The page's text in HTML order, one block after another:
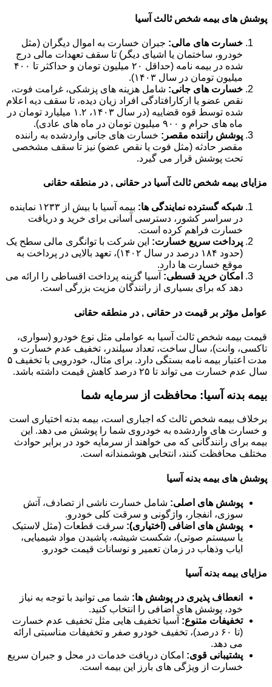
پوشش های بیمه شخص ثالث آسیا
خسارت های مالی: جبران خسارت به اموال دیگران (مثل
خودرو، ساختمان یا اشیای دیگر) تا سقف تعهدات مالی درج
شده در بیمه نامه (حداقل ۲۰ میلیون تومان و حداکثر تا ۴۰۰
میلیون تومان در سال ۱۴۰۳).
خسارت های جانی: شامل هزینه های پزشکی، غرامت فوت،
نقص عضو یا ازکارافتادگی افراد زیان دیده، تا سقف دیه اعلام
شده توسط قوه قضاییه (در سال ۱۴۰۳، ۱.۲ میلیارد تومان در
ماه های حرام و ۹۰۰ میلیون تومان در ماه های عادی).
پوشش راننده مقصر: خسارت های جانی واردشده به راننده
مقصر حادثه (مثل فوت یا نقص عضو) نیز تا سقف مشخصی
تحت پوشش قرار می گیرد.
مزایای بیمه شخص ثالث آسیا در حقانی , در منطقه حقانی
شبکه گسترده نمایندگی ها:
بیمه آسیا با بیش از ۱۲۳۳ نماینده
در سراسر کشور، دسترسی آسانی برای خرید و دریافت
خسارت فراهم کرده است.
پرداخت سریع خسارت: این شرکت با توانگری مالی سطح یک
(حدود ۱۸۴ درصد در سال ۱۴۰۲)، تعهد بالایی در پرداخت به
موقع خسارت ها دارد.
امکان خرید قسطی: آسیا گزینه پرداخت اقساطی را ارائه می
دهد که برای بسیاری از رانندگان مزیت بزرگی است.
عوامل مؤثر بر قیمت در حقانی , در منطقه حقانی
قیمت بیمه شخص ثالث آسیا به عواملی مثل نوع خودرو (سواری،
تاکسی، وانت)، سال ساخت، تعداد سیلندر، تخفیف عدم خسارت و
مدت اعتبار بیمه نامه بستگی دارد. برای مثال، خودرویی با تخفیف ۵
سال عدم خسارت می تواند تا ۲۵ درصد کاهش قیمت داشته باشد.
بیمه بدنه آسیا: محافظت از سرمایه شما
برخلاف بیمه شخص ثالث که اجباری است، بیمه بدنه اختیاری است
و خسارت های واردشده به خودروی شما را پوشش می دهد. این
بیمه برای رانندگانی که می خواهند از سرمایه خود در برابر حوادث
مختلف محافظت کنند، انتخابی هوشمندانه است.
پوشش های بیمه بدنه آسیا
پوشش های اصلی: شامل خسارت ناشی از تصادف، آتش
سوزی، انفجار، واژگونی و سرقت کلی خودرو.
پوشش های اضافی (اختیاری): سرقت قطعات (مثل لاستیک
یا سیستم صوتی)، شکست شیشه، پاشیدن مواد شیمیایی،
ایاب وذهاب در زمان تعمیر و نوسانات قیمت خودرو.
مزایای بیمه بدنه آسیا
انعطاف پذیری در پوشش ها: شما می توانید با توجه به نیاز
خود، پوشش های اضافی را انتخاب کنید.
تخفیفات متنوع: آسیا تخفیف هایی مثل تخفیف عدم خسارت
(تا ۶۰ درصد)، تخفیف خودرو صفر و تخفیفات مناسبتی ارائه
می دهد.
پشتیبانی قوی: امکان دریافت خدمات در محل و جبران سریع
خسارت از ویژگی های بارز این بیمه است.